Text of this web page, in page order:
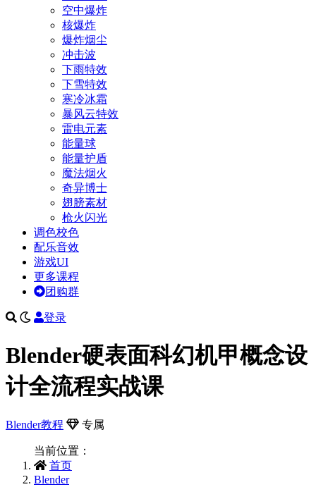
空中爆炸
核爆炸
爆炸烟尘
冲击波
下雨特效
下雪特效
寒冷冰霜
暴风云特效
雷电元素
能量球
能量护盾
魔法烟火
奇异博士
翅膀素材
枪火闪光
调色校色
配乐音效
游戏UI
更多课程
团购群
登录
Blender硬表面科幻机甲概念设
计全流程实战课
Blender教程 专属
当前位置：
首页
Blender